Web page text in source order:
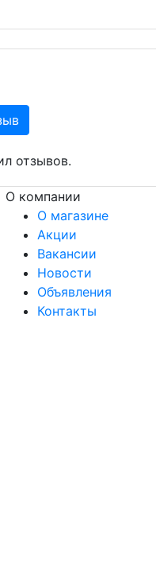
отзывов.
О компании
О магазине
Акции
Вакансии
Новости
Объявления
Контакты